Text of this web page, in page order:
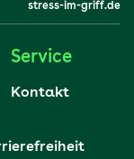
stress-im-griff.de
Service
Kontakt